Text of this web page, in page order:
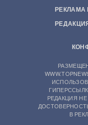
РЕКЛАМА
РЕДАКЦИЯ
В